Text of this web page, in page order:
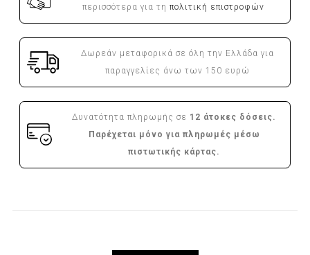
περισσότερα για τηπολιτική επιστροφών
Δωρεάν μεταφορικά σε όλη την Ελλάδα για
παραγγελίες άνω των 150 ευρώ
Δυνατότητα πληρωμής σε 12 άτοκες δόσεις.
Παρέχεται μόνο για πληρωμές μέσω
πιστωτικής κάρτας.